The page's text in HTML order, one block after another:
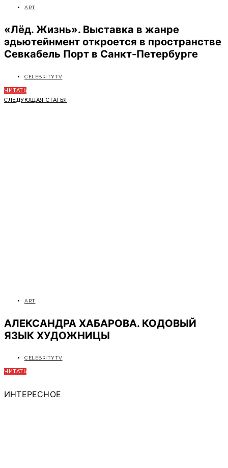
ART
«Лёд. Жизнь». Выставка в жанре
эдьютейнмент откроется в пространстве
Севкабель Порт в Санкт-Петербурге
CELEBRITYTV
ЧИТАТЬ
СЛЕДУЮЩАЯ СТАТЬЯ
ART
АЛЕКСАНДРА ХАБАРОВА. КОДОВЫЙ
ЯЗЫК ХУДОЖНИЦЫ
CELEBRITYTV
ЧИТАТЬ
ИНТЕРЕСНОЕ